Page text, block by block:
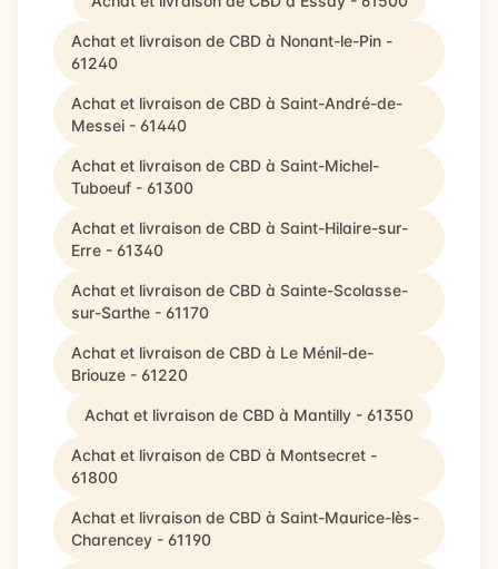
Achat et livraison de CBD à Nonant-le-Pin -
61240
Achat et livraison de CBD à Saint-André-de-
Messei - 61440
Achat et livraison de CBD à Saint-Michel-
Tuboeuf - 61300
Achat et livraison de CBD à Saint-Hilaire-sur-
Erre - 61340
Achat et livraison de CBD à Sainte-Scolasse-
sur-Sarthe - 61170
Achat et livraison de CBD à Le Ménil-de-
Briouze - 61220
Achat et livraison de CBD à Mantilly - 61350
Achat et livraison de CBD à Montsecret -
61800
Achat et livraison de CBD à Saint-Maurice-lès-
Charencey - 61190